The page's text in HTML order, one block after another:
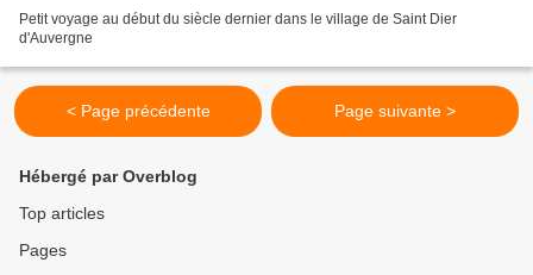
Petit voyage au début du siècle dernier dans le village de Saint Dier
d'Auvergne
< Page précédente Page suivante >
Hébergé par Overblog
Top articles
Pages